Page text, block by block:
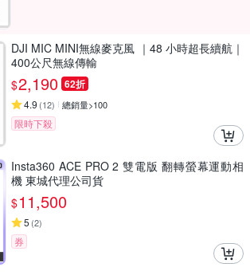
DJI MIC MINI無線麥克風 ｜48 小時超長續航｜
400公尺無線傳輸
$2,190 62折
4.9 (12) 總銷量>100
限時下殺
Insta360 ACE PRO 2 雙電版 翻轉螢幕運動相
機 東城代理公司貨
$11,500
5 (2)
券